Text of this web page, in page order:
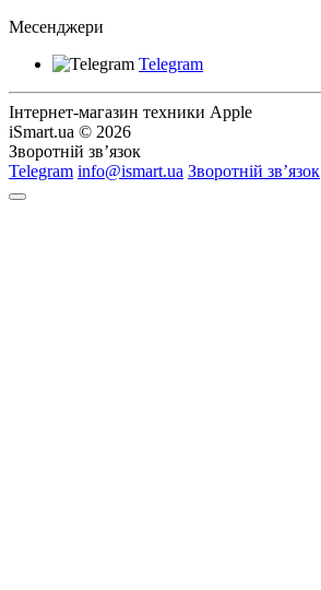
Месенджери
Telegram
Інтернет-магазин техники Apple
iSmart.ua © 2026
Зворотній зв’язок
Telegram info@ismart.ua Зворотній зв’язок